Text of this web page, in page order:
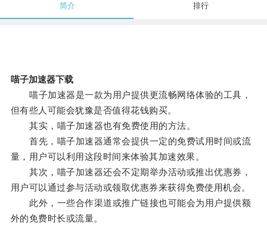
简介 排行
喵子加速器下载
喵子加速器是一款为用户提供更流畅网络体验的工具，
但有些人可能会犹豫是否值得花钱购买。
其实，喵子加速器也有免费使用的方法。
首先，喵子加速器通常会提供一定的免费试用时间或流
量，用户可以利用这段时间来体验其加速效果。
其次，喵子加速器还会不定期举办活动或推出优惠券，
用户可以通过参与活动或领取优惠券来获得免费使用机会。
此外，一些合作渠道或推广链接也可能会为用户提供额
外的免费时长或流量。